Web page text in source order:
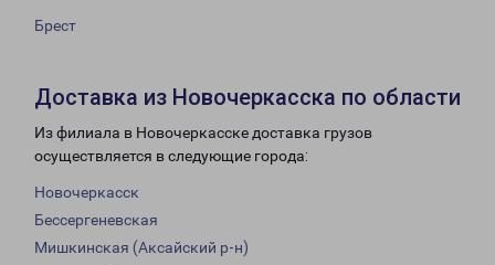
Брест
Доставка из Новочеркасска по области
Из филиала в Новочеркасске доставка грузов
осуществляется в следующие города:
Новочеркасск
Бессергеневская
Мишкинская (Аксайский р-н)